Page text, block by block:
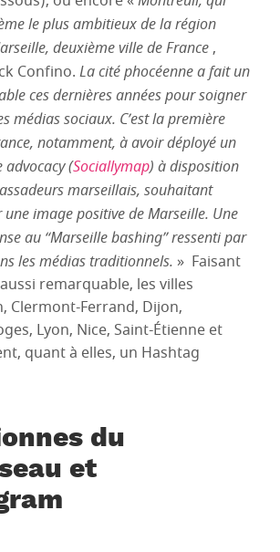
le plus ambitieux de la région
deuxième ville de France,
Confino. La cité phocéenne a fait un
ces dernières années pour soigner
médias sociaux. C’est la première
notamment, à avoir déployé un
advocacy (Sociallymap) à disposition
marseillais, souhaitant
une image positive de Marseille. Une
au “Marseille bashing” ressenti par
les médias traditionnels. » Faisant
remarquable, les villes
Clermont-Ferrand, Dijon,
Lyon, Nice, Saint-Étienne et
quant à elles, un Hashtag
du
et